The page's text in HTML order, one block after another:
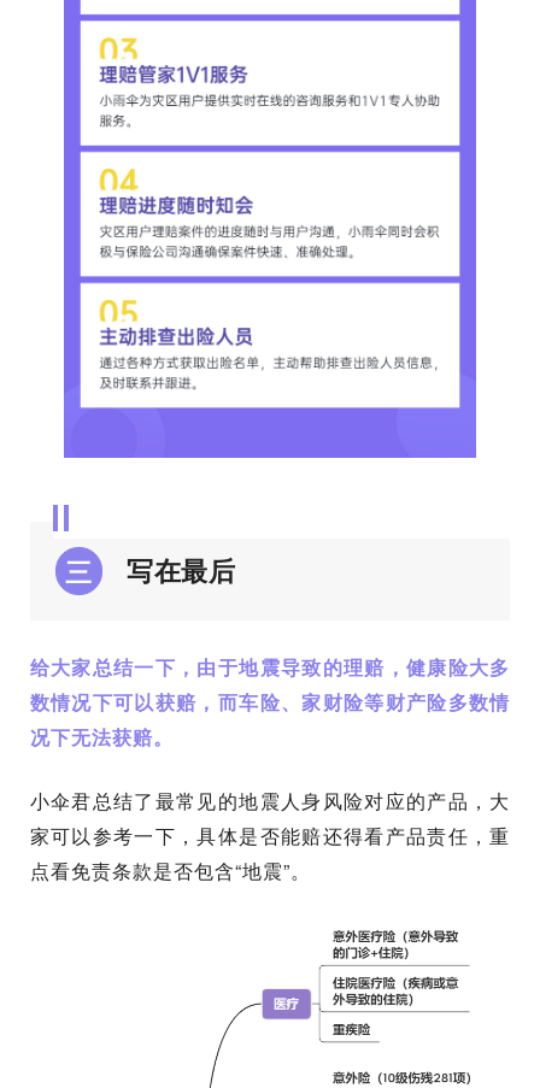
三 写在最后
给大家总结一下，由于地震导致的理赔，健康险大多
数情况下可以获赔，而车险、家财险等财产险多数情
况下无法获赔。
小伞君总结了最常见的地震人身风险对应的产品，大
家可以参考一下，具体是否能赔还得看产品责任，重
点看免责条款是否包含“地震”。